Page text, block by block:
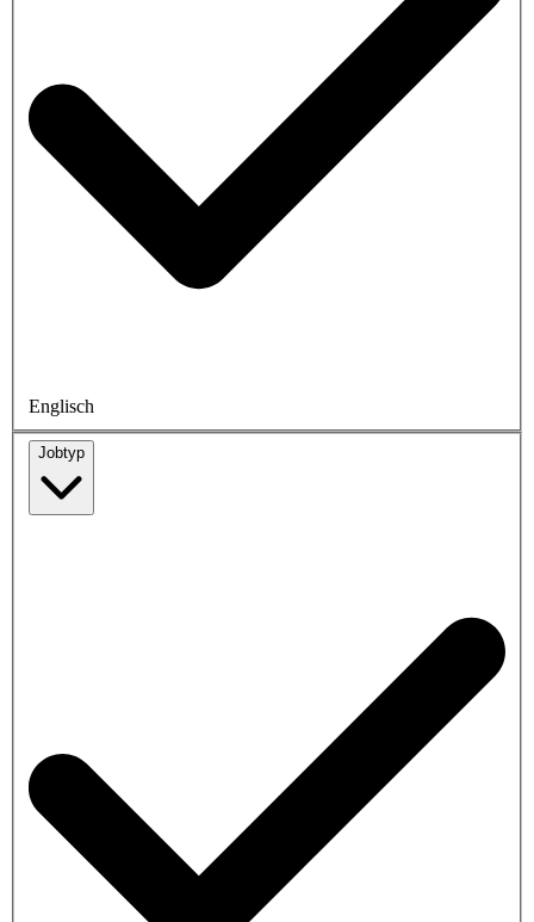
Englisch
Jobtyp